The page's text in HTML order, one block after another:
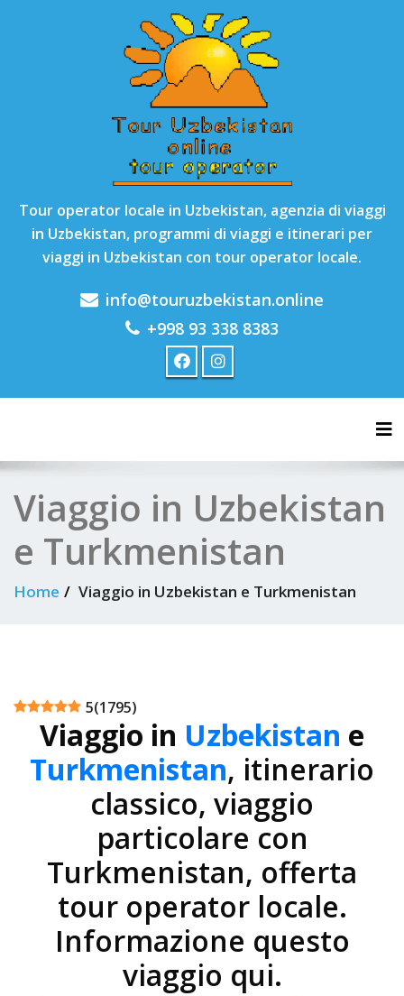
Tour operator locale in Uzbekistan, agenzia di viaggi
in Uzbekistan, programmi di viaggi e itinerari per
viaggi in Uzbekistan con tour operator locale.
info@touruzbekistan.online
+998 93 338 8383
Viaggio in Uzbekistan
e Turkmenistan
Home Viaggio in Uzbekistan e Turkmenistan
5(1795)
Viaggio in Uzbekistan e
Turkmenistan, itinerario
classico, viaggio
particolare con
Turkmenistan, offerta
tour operator locale.
Informazione questo
viaggio qui.